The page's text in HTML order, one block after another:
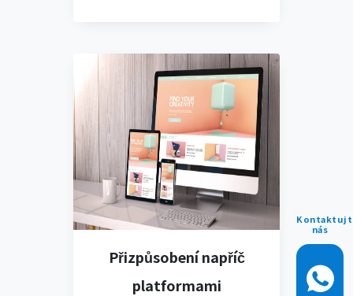
Přizpůsobení napříč
platformami
nás